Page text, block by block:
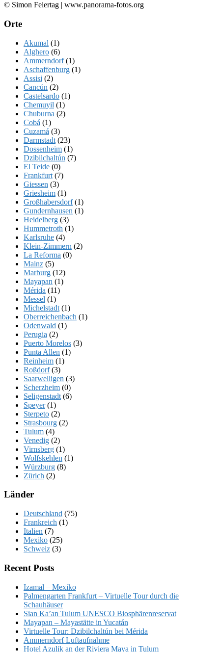
© Simon Feiertag | www.panorama-fotos.org
Orte
Akumal (1)
Alghero (6)
Ammerndorf(1)
Aschaffenburg (1)
Assisi (2)
Cancún (2)
Castelsardo (1)
Chemuyil (1)
Chuburna (2)
Cobá (1)
Cuzamá (3)
Darmstadt (23)
Dossenheim (1)
Dzibilchaltún (7)
El Teide (0)
Frankfurt (7)
Giessen (3)
Griesheim (1)
Großhabersdorf(1)
Gundernhausen (1)
Heidelberg (3)
Hummetroth (1)
Karlsruhe (4)
Klein-Zimmern (2)
La Reforma (0)
Mainz (5)
Marburg (12)
Mayapan (1)
Mérida (11)
Messel (1)
Michelstadt (1)
Oberreichenbach (1)
Odenwald (1)
Perugia (2)
Puerto Morelos (3)
Punta Allen (1)
Reinheim (1)
Roßdorf(3)
Saarwelligen (3)
Scherzheim (0)
Seligenstadt (6)
Speyer(1)
Sterpeto (2)
Strasbourg (2)
Tulum (4)
Venedig (2)
Virnsberg (1)
Wolfskehlen (1)
Würzburg (8)
Zürich (2)
Länder
Deutschland (75)
Frankreich (1)
Italien (7)
Mexiko (25)
Schweiz (3)
Recent Posts
Izamal – Mexiko
Palmengarten Frankfurt – Virtuelle Tour durch die
Schauhäuser
Sian Ka’an Tulum UNESCO Biosphärenreservat
Mayapan – Mayastätte in Yucatán
Virtuelle Tour: Dzibilchaltún bei Mérida
Ammerndorf Luftaufnahme
Hotel Azulik an der Riviera Maya in Tulum